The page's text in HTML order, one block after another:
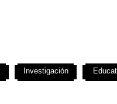
Investigación